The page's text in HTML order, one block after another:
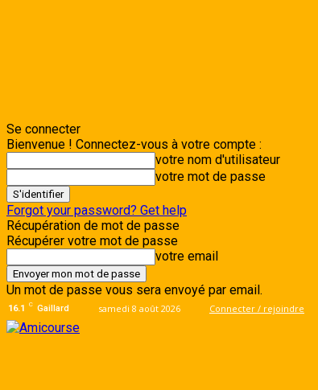
Se connecter
Bienvenue ! Connectez-vous à votre compte :
votre nom d'utilisateur
votre mot de passe
Forgot your password? Get help
Récupération de mot de passe
Récupérer votre mot de passe
votre email
Un mot de passe vous sera envoyé par email.
16.1 C Gaillard samedi 8 août 2026 Connecter / rejoindre